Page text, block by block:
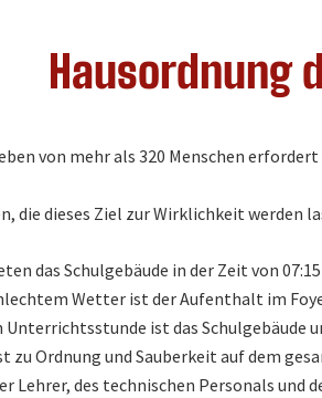
Hausordnung
von mehr als 320 Menschen
die dieses Ziel zur Wirklichkeit werden
das Schulgebäude in der Zeit von
Wetter ist der Aufenthalt im
ist das Schulgebäude
zu Ordnung und Sauberkeit auf dem
Lehrer, des technischen Personals und